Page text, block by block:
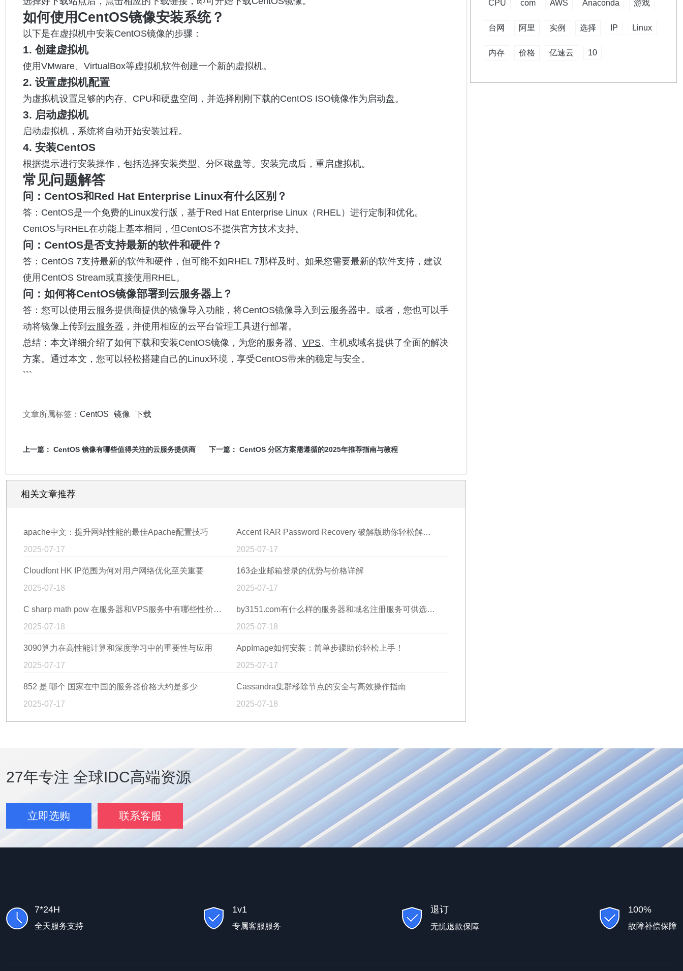
如何使用CentOS镜像安装系统？
以下是在虚拟机中安装CentOS镜像的步骤：
1. 创建虚拟机
使用VMware、VirtualBox等虚拟机软件创建一个新的虚拟机。
2. 设置虚拟机配置
为虚拟机设置足够的内存、CPU和硬盘空间，并选择刚刚下载的CentOS ISO镜像作为启动盘。
3. 启动虚拟机
启动虚拟机，系统将自动开始安装过程。
4. 安装CentOS
根据提示进行安装操作，包括选择安装类型、分区磁盘等。安装完成后，重启虚拟机。
常见问题解答
问：CentOS和Red Hat Enterprise Linux有什么区别？
答：CentOS是一个免费的Linux发行版，基于Red Hat Enterprise Linux（RHEL）进行定制和优化。
CentOS与RHEL在功能上基本相同，但CentOS不提供官方技术支持。
问：CentOS是否支持最新的软件和硬件？
答：CentOS 7支持最新的软件和硬件，但可能不如RHEL 7那样及时。如果您需要最新的软件支持，建议
使用CentOS Stream或直接使用RHEL。
问：如何将CentOS镜像部署到云服务器上？
答：您可以使用云服务提供商提供的镜像导入功能，将CentOS镜像导入到 云服务器中。或者，您也可以手
动将镜像上传到 云服务器 ，并使用相应的云平台管理工具进行部署。
总结：本文详细介绍了如何下载和安装CentOS镜像，为您的服务器、 VPS、主机或域名提供了全面的解决
方案。通过本文，您可以轻松搭建自己的Linux环境，享受CentOS带来的稳定与安全。
```
文章所属标签： CentOS 镜像 下载
上一篇： CentOS 镜像有哪些值得关注的云服务提供商 下一篇： CentOS 分区方案需遵循的2025年推荐指南与教程
相关文章推荐
apache中文：提升网站性能的最佳Apache配置技巧
2025-07-17
Accent RAR Password Recovery 破解版助你轻松解锁遗忘的RAR文件密码！
2025-07-17
Cloudfont HK IP范围为何对用户网络优化至关重要
2025-07-18
163企业邮箱登录的优势与价格详解
2025-07-17
C sharp math pow 在服务器和VPS服务中有哪些性价比高的选择？
2025-07-18
by3151.com有什么样的服务器和域名注册服务可供选择呢？
2025-07-18
3090算力在高性能计算和深度学习中的重要性与应用
2025-07-17
AppImage如何安装：简单步骤助你轻松上手！
2025-07-17
852 是 哪个 国家在中国的服务器价格大约是多少
2025-07-17
Cassandra集群移除节点的安全与高效操作指南
2025-07-18
CPU com AWS Anaconda 游戏
台网 阿里 实例 选择 IP Linux
内存 价格 亿速云 10
27年专注 全球IDC高端资源
立即选购 联系客服
7*24H
全天服务支持
1v1
专属客服服务
退订
无忧退款保障
100%
故障补偿保障